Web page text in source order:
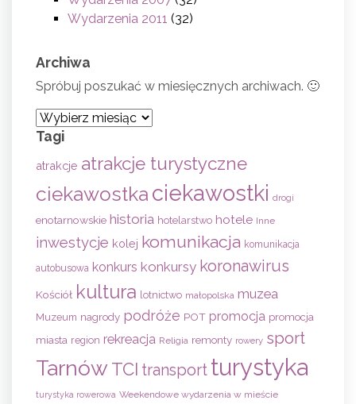
Wydarzenia 2011 (32)
Archiwa
Spróbuj poszukać w miesięcznych archiwach. 🙂
Archiwa
Tagi
atrakcje atrakcje turystyczne
ciekawostka ciekawostki drogi
enotarnowskie historia hotelarstwo hotele Inne
inwestycje kolej komunikacja komunikacja
autobusowa konkurs konkursy koronawirus
Kościół kultura lotnictwo małopolska muzea
Muzeum nagrody podróże POT promocja promocja
miasta region rekreacja Religia remonty rowery sport
Tarnów TCI transport turystyka
turystyka rowerowa Weekendowe wydarzenia w mieście